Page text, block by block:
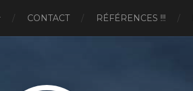
CONTACT RÉFÉRENCES !!!